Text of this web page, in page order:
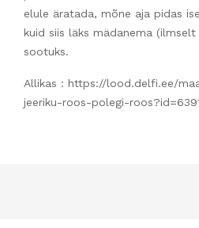
elule äratada, mõne aja pidas
kuid siis läks mädanema (ilmselt
sootuks.
Allikas : https://lood.delfi.ee/
jeeriku-roos-polegi-